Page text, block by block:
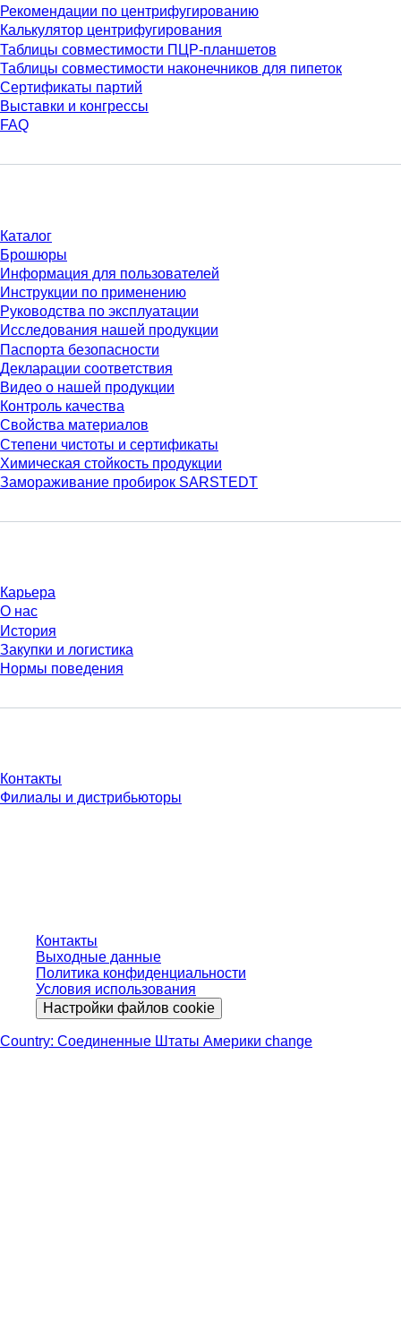
Рекомендации по центрифугированию
Калькулятор центрифугирования
Таблицы совместимости ПЦР-планшетов
Таблицы совместимости наконечников для пипеток
Сертификаты партий
Выставки и конгрессы
FAQ
Каталог
Брошюры
Информация для пользователей
Инструкции по применению
Руководства по эксплуатации
Исследования нашей продукции
Паспорта безопасности
Декларации соответствия
Видео о нашей продукции
Контроль качества
Свойства материалов
Степени чистоты и сертификаты
Химическая стойкость продукции
Замораживание пробирок SARSTEDT
Карьера
О нас
История
Закупки и логистика
Нормы поведения
Контакты
Филиалы и дистрибьюторы
Контакты
Выходные данные
Политика конфиденциальности
Условия использования
Настройки файлов cookie
Country: Соединенные Штаты Америки change